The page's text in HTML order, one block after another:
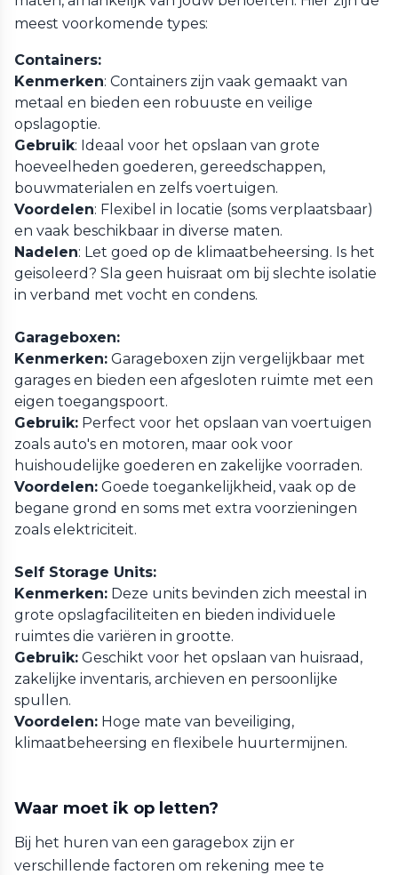
meest voorkomende types:
Containers:
Kenmerken: Containers zijn vaak gemaakt van
metaal en bieden een robuuste en veilige
opslagoptie.
Gebruik: Ideaal voor het opslaan van grote
hoeveelheden goederen, gereedschappen,
bouwmaterialen en zelfs voertuigen.
Voordelen: Flexibel in locatie (soms verplaatsbaar)
en vaak beschikbaar in diverse maten.
Nadelen: Let goed op de klimaatbeheersing. Is het
geisoleerd? Sla geen huisraat om bij slechte isolatie
in verband met vocht en condens.
Garageboxen:
Kenmerken: Garageboxen zijn vergelijkbaar met
garages en bieden een afgesloten ruimte met een
eigen toegangspoort.
Gebruik: Perfect voor het opslaan van voertuigen
zoals auto's en motoren, maar ook voor
huishoudelijke goederen en zakelijke voorraden.
Voordelen: Goede toegankelijkheid, vaak op de
begane grond en soms met extra voorzieningen
zoals elektriciteit.
Self Storage Units:
Kenmerken: Deze units bevinden zich meestal in
grote opslagfaciliteiten en bieden individuele
ruimtes die variëren in grootte.
Gebruik: Geschikt voor het opslaan van huisraad,
zakelijke inventaris, archieven en persoonlijke
spullen.
Voordelen: Hoge mate van beveiliging,
klimaatbeheersing en flexibele huurtermijnen.
Waar moet ik op letten?
Bij het huren van een garagebox zijn er
verschillende factoren om rekening mee te